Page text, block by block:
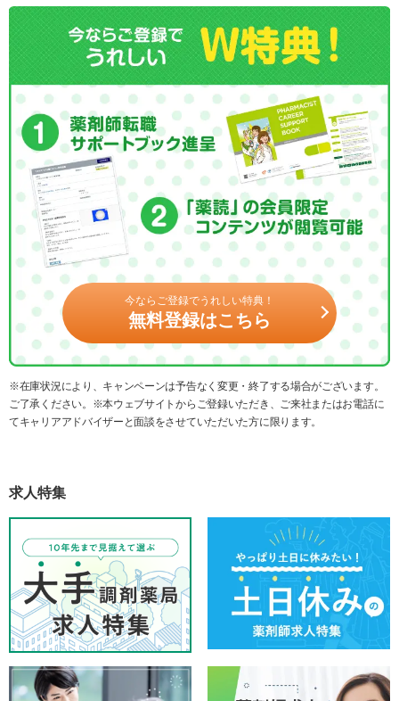
今ならご登録でうれしい特典！
無料登録はこちら
※在庫状況により、キャンペーンは予告なく変更・終了する場合がございます。
ご了承ください。※本ウェブサイトからご登録いただき、ご来社またはお電話に
てキャリアアドバイザーと面談をさせていただいた方に限ります。
求人特集